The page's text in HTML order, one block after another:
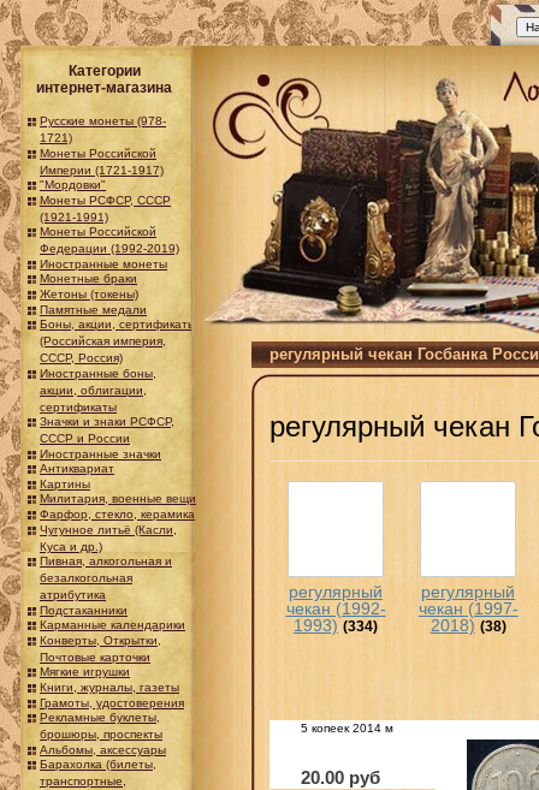
Категории
интернет-магазина
Русские монеты (978-
1721)
Монеты Российской
Империи (1721-1917)
"Мордовки"
Монеты РСФСР, СССР
(1921-1991)
Монеты Российской
Федерации (1992-2019)
Иностранные монеты
Монетные браки
Жетоны (токены)
Памятные медали
Боны, акции, сертификаты
(Российская империя,
СССР, Россия)
Иностранные боны,
акции, облигации,
сертификаты
Значки и знаки РСФСР,
СССР и России
Иностранные значки
Антиквариат
Картины
Милитария, военные вещи
Фарфор, стекло, керамика
Чугунное литьё (Касли,
Куса и др.)
Пивная, алкогольная и
безалкогольная
атрибутика
Подстаканники
Карманные календарики
Конверты, Открытки,
Почтовые карточки
Мягкие игрушки
Книги, журналы, газеты
Грамоты, удостоверения
Рекламные буклеты,
брошюры, проспекты
Альбомы, аксессуары
Барахолка (билеты,
транспортные,
регулярный чекан Госбанка
регулярный чекан
регулярный
чекан (1992-
1993) (334)
регулярный
чекан (1997-
2018) (38)
5 копеек 2014 м
20.00 руб